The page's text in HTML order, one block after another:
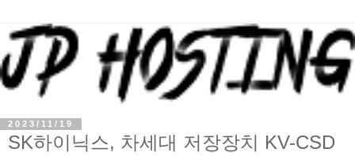
2023/11/19
SK하이닉스, 차세대 저장장치 KV-CSD